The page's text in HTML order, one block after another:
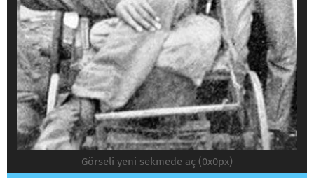
Görseli yeni sekmede aç (0x0px)